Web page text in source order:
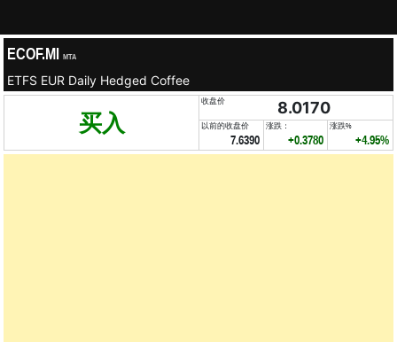
ECOF.MI MTA
ETFS EUR Daily Hedged Coffee
买入
收盘价 8.0170
以前的收盘价
7.6390
涨跌：
+0.3780
涨跌%
+4.95%